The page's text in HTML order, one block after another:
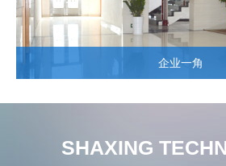
企业一角
SHAXING